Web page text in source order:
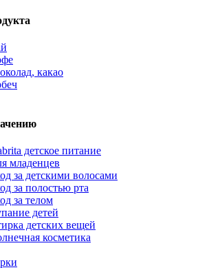
какао
детское питание
младенцев
за детскими волосами
за полостью рта
за телом
детей
детских вещей
косметика